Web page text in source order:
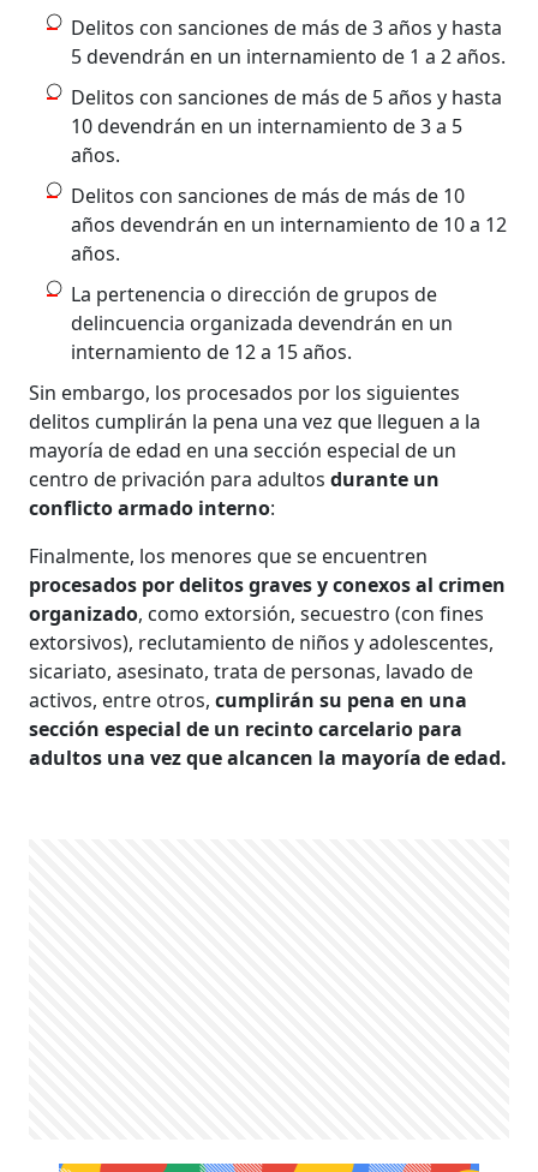
Delitos con sanciones de más de 3 años y hasta
5 devendrán en un internamiento de 1 a 2 años.
Delitos con sanciones de más de 5 años y hasta
10 devendrán en un internamiento de 3 a 5
años.
Delitos con sanciones de más de más de 10
años devendrán en un internamiento de 10 a 12
años.
La pertenencia o dirección de grupos de
delincuencia organizada devendrán en un
internamiento de 12 a 15 años.
Sin embargo, los procesados por los siguientes
delitos cumplirán la pena una vez que lleguen a la
mayoría de edad en una sección especial de un
centro de privación para adultosdurante un
conflicto armado interno:
Finalmente, los menores que se encuentren
procesados por delitos graves y conexos al crimen
organizado, como extorsión, secuestro (con fines
extorsivos), reclutamiento de niños y adolescentes,
sicariato, asesinato, trata de personas, lavado de
activos, entre otros,cumplirán su pena en una
sección especial de un recinto carcelario para
adultos una vez que alcancen la mayoría de edad.